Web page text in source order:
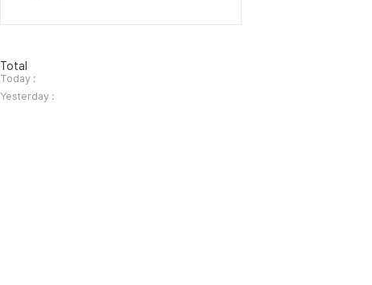
방
문
자
수
Total
Today :
Yesterday :